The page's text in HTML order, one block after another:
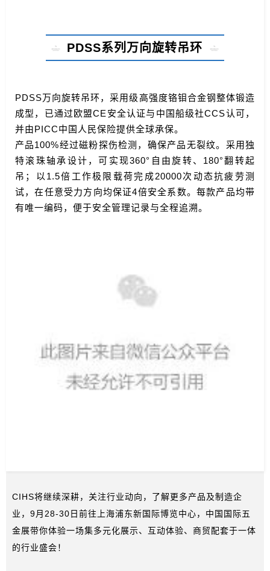
PDSS系列万向旋转吊环
PDSS万向旋转吊环，采用级高强度铬钼合金钢整体锻造
成型，已通过欧盟CE安全认证与中国船级社CCS认可，
并由PICC中国人民保险提供全球承保。
产品100%经过磁粉探伤检测，确保产品无裂纹。采用独
特滚珠轴承设计，可实现360°自由旋转、180°翻转起
吊；以1.5倍工作极限载荷完成20000次动态抗疲劳测
试，在任意受力方向均保证4倍安全系数。每款产品均带
有唯一编码，便于安全管理记录与全程追溯。
CIHS将继续深耕，关注行业动向，了解更多产品及制造企
业，9月28-30日前往上海浦东新国际博览中心，中国国际五
金展带你体验一场集多元化展示、互动体验、商贸配套于一体
的行业盛会！